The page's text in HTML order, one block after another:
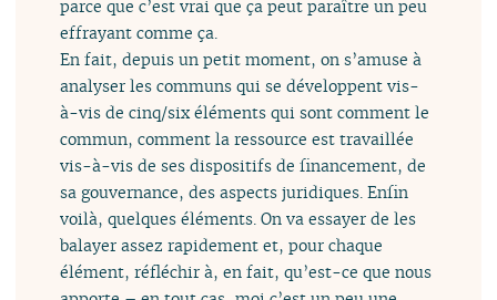
parce que c’est vrai que ça peut paraître un peu
effrayant comme ça.
En fait, depuis un petit moment, on s’amuse à
analyser les communs qui se développent vis-
à-vis de cinq/six éléments qui sont comment le
commun, comment la ressource est travaillée
vis-à-vis de ses dispositifs de financement, de
sa gouvernance, des aspects juridiques. Enfin
voilà, quelques éléments. On va essayer de les
balayer assez rapidement et, pour chaque
élément, réfléchir à, en fait, qu’est-ce que nous